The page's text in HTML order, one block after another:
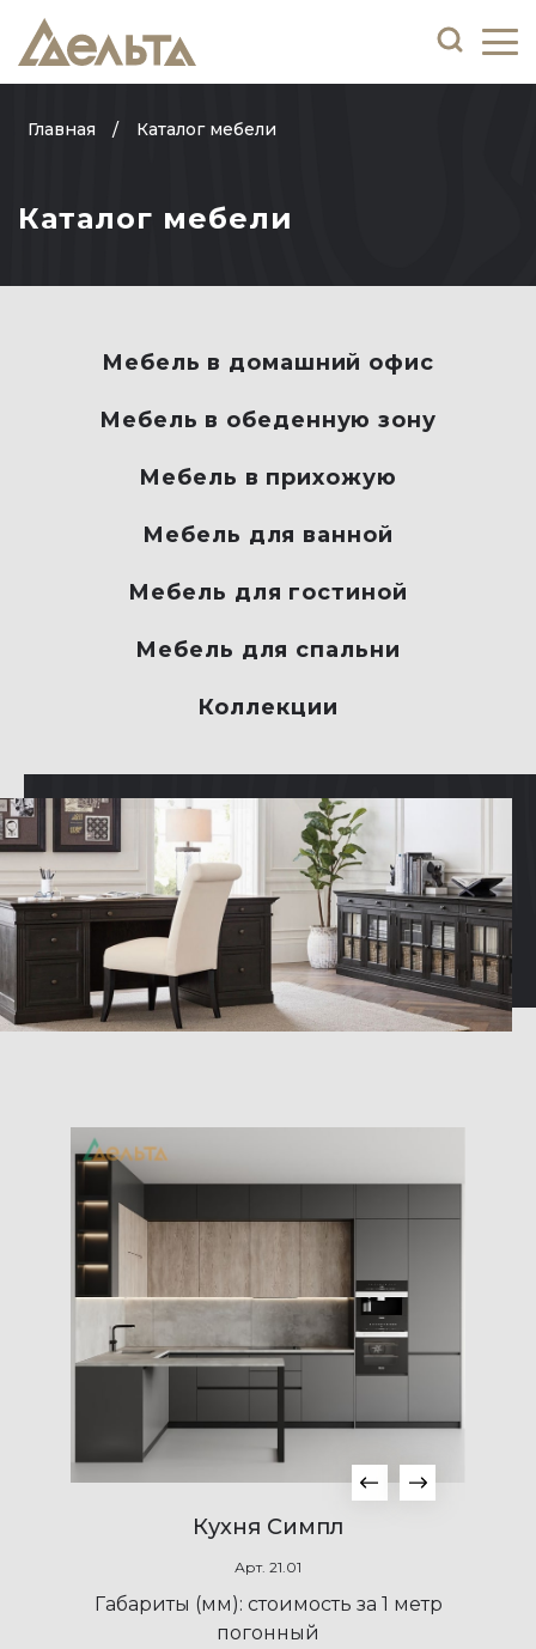
Главная Каталог мебели
Каталог мебели
Мебель в домашний офис
Мебель в обеденную зону
Мебель в прихожую
Мебель для ванной
Мебель для гостиной
Мебель для спальни
Коллекции
Кухня Симпл
Арт. 21.01
Габариты (мм): стоимость за 1 метр
погонный